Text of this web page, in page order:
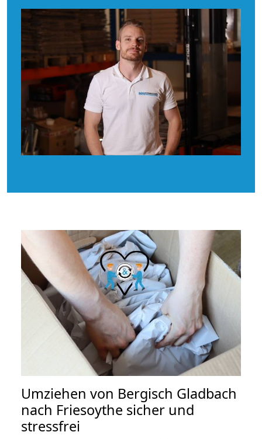
Umziehen von Bergisch Gladbach
nach Friesoythe sicher und
stressfrei